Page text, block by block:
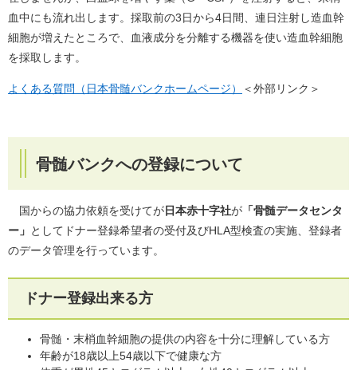
血中にも流れ出します。採取前の3日から4日間、連日注射し造血幹
細胞が増えたところで、血液成分を分離する機器を使い造血幹細胞
を採取します。
よくある質問（日本骨髄バンクホームページ） ＜外部リンク＞
骨髄バンクへの登録について
国からの協力依頼を受けてが日本赤十字社が 「骨髄データセンタ
ー」 としてドナー登録希望者の受付及びHLA型検査の実施、登録者
のデータ管理を行っています。
ドナー登録出来る方
骨髄・末梢血幹細胞の提供の内容を十分に理解している方
年齢が18歳以上54歳以下で健康な方